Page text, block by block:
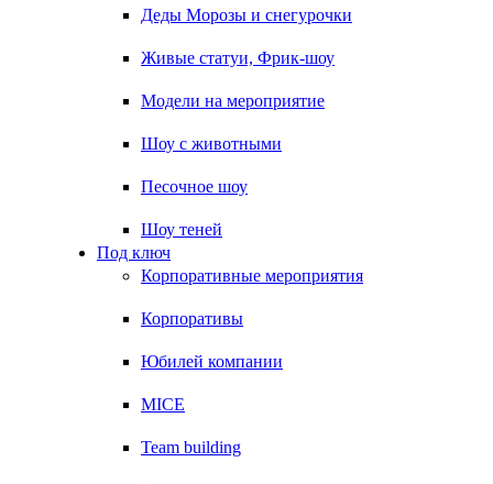
Деды Морозы и снегурочки
Живые статуи, Фрик-шоу
Модели на мероприятие
Шоу с животными
Песочное шоу
Шоу теней
Под ключ
Корпоративные мероприятия
Корпоративы
Юбилей компании
MICE
Team building